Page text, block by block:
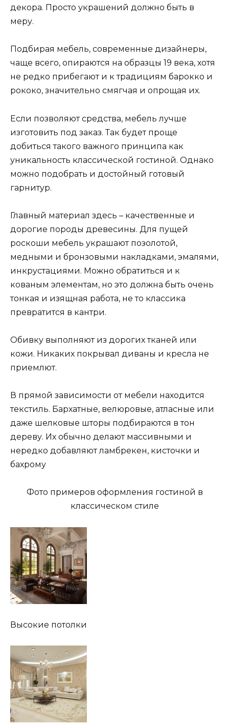
декора. Просто украшений должно быть в
меру.
Подбирая мебель, современные дизайнеры,
чаще всего, опираются на образцы 19 века, хотя
не редко прибегают и к традициям барокко и
рококо, значительно смягчая и опрощая их.
Если позволяют средства, мебель лучше
изготовить под заказ. Так будет проще
добиться такого важного принципа как
уникальность классической гостиной. Однако
можно подобрать и достойный готовый
гарнитур.
Главный материал здесь – качественные и
дорогие породы древесины. Для пущей
роскоши мебель украшают позолотой,
медными и бронзовыми накладками, эмалями,
инкрустациями. Можно обратиться и к
кованым элементам, но это должна быть очень
тонкая и изящная работа, не то классика
превратится в кантри.
Обивку выполняют из дорогих тканей или
кожи. Никаких покрывал диваны и кресла не
приемлют.
В прямой зависимости от мебели находится
текстиль. Бархатные, велюровые, атласные или
даже шелковые шторы подбираются в тон
дереву. Их обычно делают массивными и
нередко добавляют ламбрекен, кисточки и
бахрому
Фото примеров оформления гостиной в
классическом стиле
Высокие потолки